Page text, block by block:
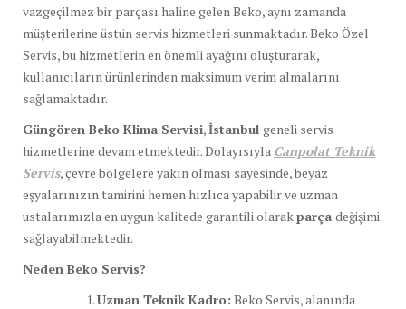
vazgeçilmez bir parçası haline gelen Beko, aynı zamanda
müşterilerine üstün servis hizmetleri sunmaktadır. Beko Özel
Servis, bu hizmetlerin en önemli ayağını oluşturarak,
kullanıcıların ürünlerinden maksimum verim almalarını
sağlamaktadır.
Güngören Beko Klima Servisi,İstanbul geneli servis
hizmetlerine devam etmektedir. Dolayısıyla Canpolat Teknik
Servis, çevre bölgelere yakın olması sayesinde, beyaz
eşyalarınızın tamirini hemen hızlıca yapabilir ve uzman
ustalarımızla en uygun kalitede garantili olarakparça değişimi
sağlayabilmektedir.
Neden Beko Servis?
Uzman Teknik Kadro: Beko Servis, alanında